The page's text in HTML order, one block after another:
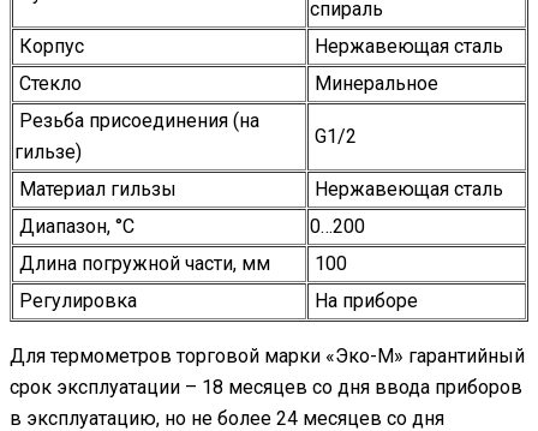
спираль
Корпус
Нержавеющая сталь
Стекло
Минеральное
Резьба присоединения (на
гильзе)
G1/2
Материал гильзы
Нержавеющая сталь
Диапазон, °С
0…200
Длина погружной части, мм
100
Регулировка
На приборе
Для термометров торговой марки «Эко-М» гарантийный
срок эксплуатации – 18 месяцев со дня ввода приборов
в эксплуатацию, но не более 24 месяцев со дня